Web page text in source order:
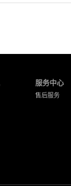
服务中心
售后服务